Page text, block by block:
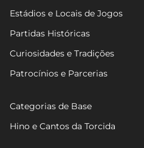
Estádios e Locais de Jogos
Partidas Históricas
Curiosidades e Tradições
Patrocínios e Parcerias
Categorias de Base
Hino e Cantos da Torcida